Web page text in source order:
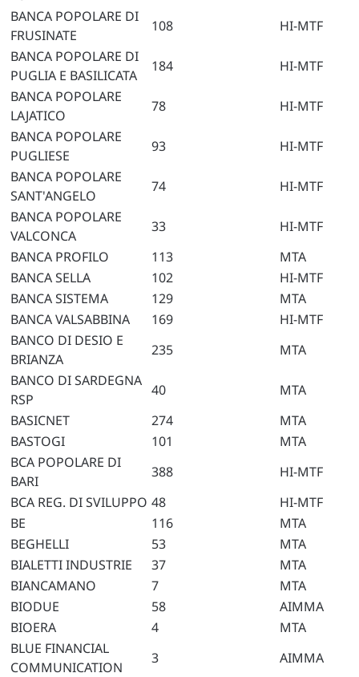
BANCA POPOLARE DI
FRUSINATE
108
HI-MTF
BANCA POPOLARE DI
PUGLIA E BASILICATA
184
HI-MTF
BANCA POPOLARE
LAJATICO
78
HI-MTF
BANCA POPOLARE
PUGLIESE
93
HI-MTF
BANCA POPOLARE
SANT'ANGELO
74
HI-MTF
BANCA POPOLARE
VALCONCA
33
HI-MTF
BANCA PROFILO
113
MTA
BANCA SELLA
102
HI-MTF
BANCA SISTEMA
129
MTA
BANCA VALSABBINA
169
HI-MTF
BANCO DI DESIO E
BRIANZA
235
MTA
BANCO DI SARDEGNA
RSP
40
MTA
BASICNET
274
MTA
BASTOGI
101
MTA
BCA POPOLARE DI
BARI
388
HI-MTF
BCA REG. DI SVILUPPO 48
HI-MTF
BE
116
MTA
BEGHELLI
53
MTA
BIALETTI INDUSTRIE
37
MTA
BIANCAMANO
7
MTA
BIODUE
58
AIMMA
BIOERA
4
MTA
BLUE FINANCIAL
COMMUNICATION
3
AIMMA